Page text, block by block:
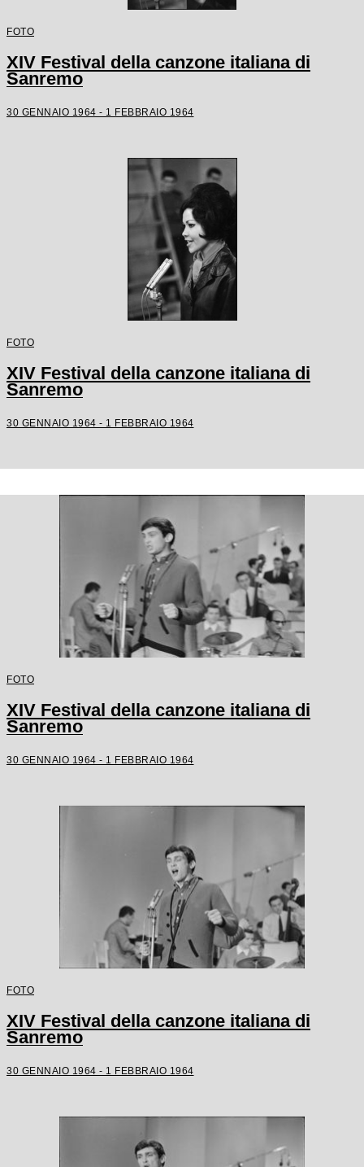
FOTO
XIV Festival della canzone italiana di
Sanremo
30 GENNAIO 1964 - 1 FEBBRAIO 1964
FOTO
XIV Festival della canzone italiana di
Sanremo
30 GENNAIO 1964 - 1 FEBBRAIO 1964
FOTO
XIV Festival della canzone italiana di
Sanremo
30 GENNAIO 1964 - 1 FEBBRAIO 1964
FOTO
XIV Festival della canzone italiana di
Sanremo
30 GENNAIO 1964 - 1 FEBBRAIO 1964